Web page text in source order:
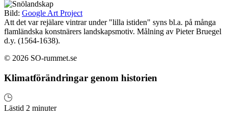
Bild: Google Art Project
Att det var rejälare vintrar under "lilla istiden" syns bl.a. på många
flamländska konstnärers landskapsmotiv. Målning av Pieter Bruegel
d.y. (1564-1638).
© 2026 SO-rummet.se
Klimatförändringar genom historien
Lästid 2 minuter